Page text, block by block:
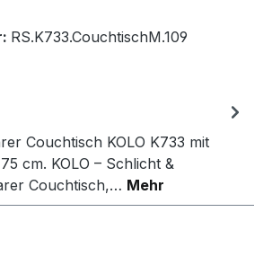
RS.K733.CouchtischM.109
Couchtisch KOLO K733 mit
cm. KOLO – Schlicht &
Couchtisch,… Mehr